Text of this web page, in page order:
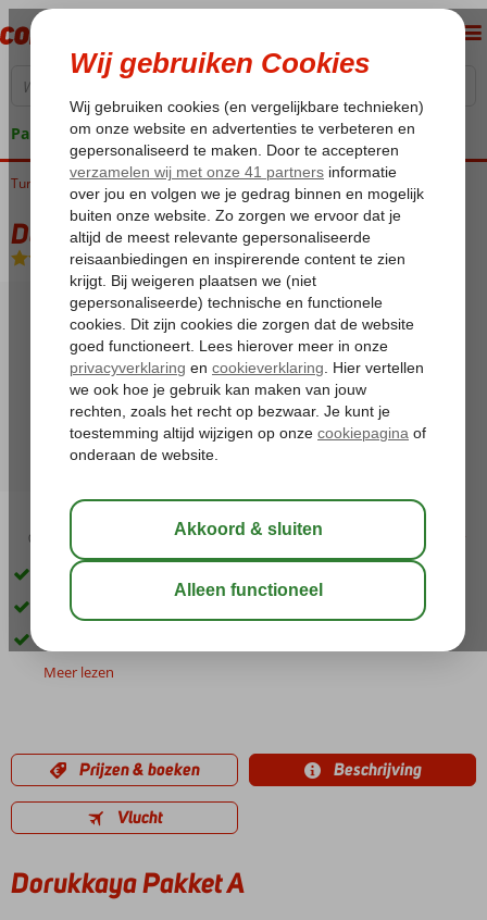
Pakketgarantie
Home
Turkije Bolu Kartalkaya Dorukkaya Pakket A
Dorukkaya Pakket A
All Inclusive- Hotel
03:00
Geen overvolle skipistes
Gekwalificeerde medewerkers
Meer lezen
Prijzen & boeken Beschrijving
Vlucht
Dorukkaya Pakket A